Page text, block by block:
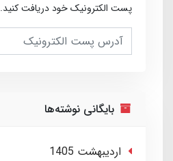
پست الکترونیک خود دریافت کنید.
بایگانی نوشته‌ها
ارديبهشت 1405